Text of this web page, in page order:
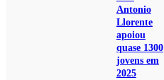
Antonio
Llorente
apoiou
quase 1300
jovens em
2025